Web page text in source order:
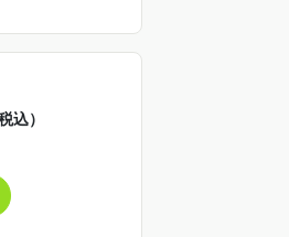
込）